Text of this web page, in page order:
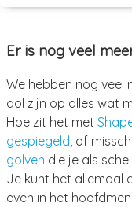
Er is nog veel
We hebben nog veel
dol zijn op alles wat
Hoe zit het met
gespiegeld , of
golven die je als
Je kunt het allemaal
even in het